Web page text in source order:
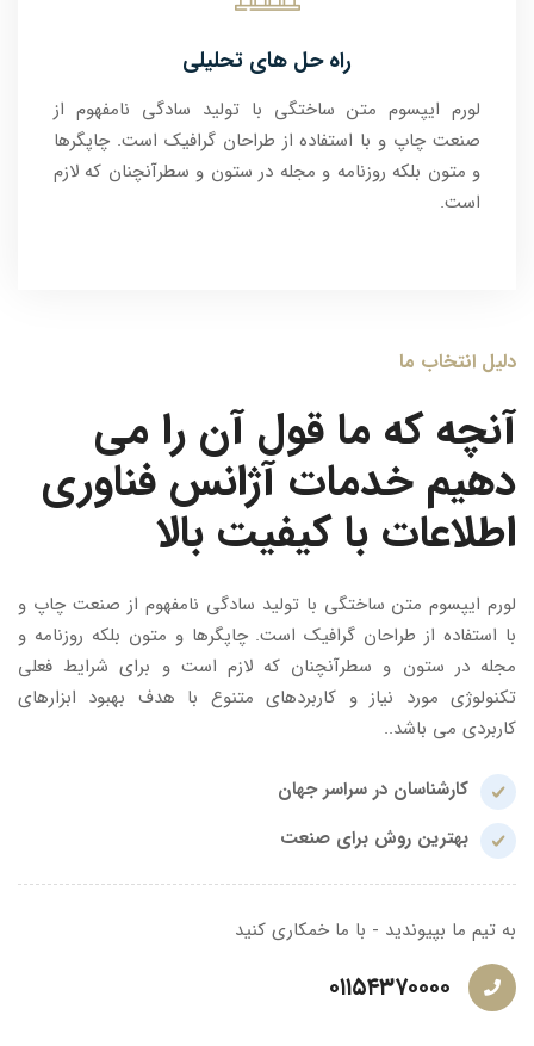
راه حل های تحلیلی
لورم ایپسوم متن ساختگی با تولید سادگی نامفهوم از
صنعت چاپ و با استفاده از طراحان گرافیک است. چاپگرها
و متون بلکه روزنامه و مجله در ستون و سطرآنچنان که لازم
انتخاب ما
که ما قول آن را می
خدمات آژانس فناوری
با کیفیت بالا
ایپسوم متن ساختگی با تولید سادگی نامفهوم از صنعت چاپ و
از طراحان گرافیک است. چاپگرها و متون بلکه روزنامه و
در ستون و سطرآنچنان که لازم است و برای شرایط فعلی
مورد نیاز و کاربردهای متنوع با هدف بهبود ابزارهای
می باشد..
کارشناسان در سراسر جهان
بهترین روش برای صنعت
ما بپیوندید - با ما خمکاری کنید
۰۱۱۵۴۳۷۰۰۰۰